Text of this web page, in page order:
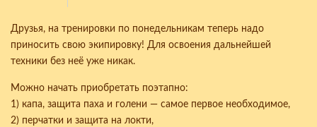
Друзья, на тренировки по понедельникам теперь надо
приносить свою экипировку! Для освоения дальнейшей
техники без неё уже никак.
Можно начать приобретать поэтапно:
1) капа, защита паха и голени — самое первое необходимое,
2) перчатки и защита на локти,